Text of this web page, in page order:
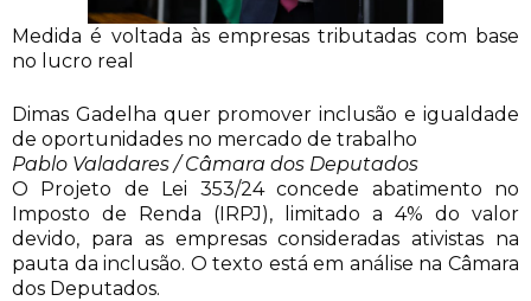
Medida é voltada às empresas tributadas com base
no lucro real
Dimas Gadelha quer promover inclusão e igualdade
de oportunidades no mercado de trabalho
Pablo Valadares / Câmara dos Deputados
O Projeto de Lei 353/24 concede abatimento no
Imposto de Renda (IRPJ), limitado a 4% do valor
devido, para as empresas consideradas ativistas na
pauta da inclusão. O texto está em análise na Câmara
dos Deputados.